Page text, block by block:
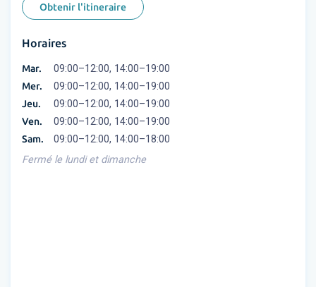
Obtenir l'itineraire
Horaires
Mar. 09:00–12:00, 14:00–19:00
Mer. 09:00–12:00, 14:00–19:00
Jeu. 09:00–12:00, 14:00–19:00
Ven. 09:00–12:00, 14:00–19:00
Sam.
09:00–12:00, 14:00–18:00
Fermé le lundi et dimanche